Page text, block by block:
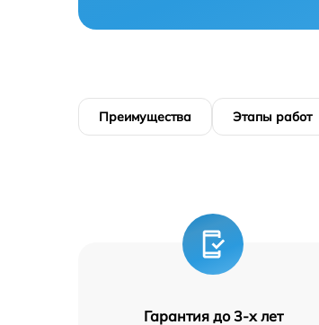
Преимущества Этапы работ
Гарантия до 3-х лет